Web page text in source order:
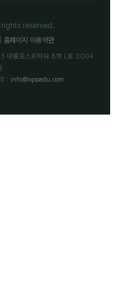
rights reserved.
홈페이지 이용약관
대륭포스트타워 8차 L동 2004
: info@oppadu.com